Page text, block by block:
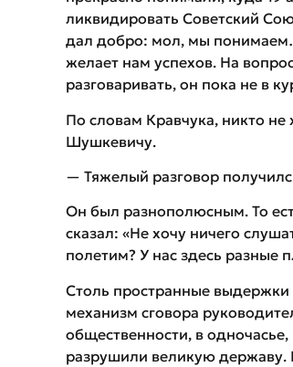
ликвидировать Советский
дал добро: мол, мы
желает нам успехов. На
разговаривать, он пока не в
По словам Кравчука, никто не
Шушкевичу.
— Тяжелый разговор
Он был разнополюсным. То
сказал: «Не хочу ничего
полетим? У нас здесь разные
Столь пространные выдержки
механизм сговора
общественности, в
разрушили великую